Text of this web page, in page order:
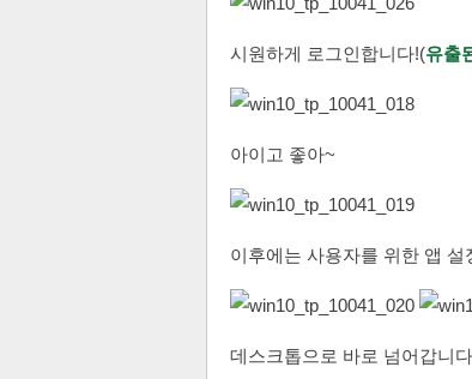
시원하게 로그인합니다!(유출
아이고 좋아~
이후에는 사용자를 위한 앱
데스크톱으로 바로 넘어갑니